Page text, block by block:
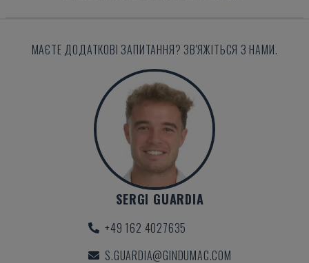
МАЄТЕ ДОДАТКОВІ ЗАПИТАННЯ? ЗВ'ЯЖІТЬСЯ З НАМИ.
SERGI GUARDIA
+49 162 4027635
S.GUARDIA@GINDUMAC.COM